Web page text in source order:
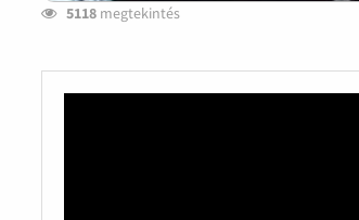
5118 megtekintés